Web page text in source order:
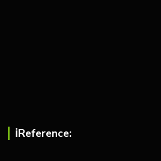
ℹ︎Reference: